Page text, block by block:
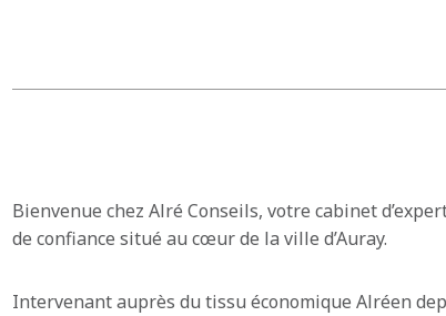
Bienvenue chez Alré Conseils, votre cabinet
de confiance situé au cœur de la ville d’Auray.
Intervenant auprès du tissu économique Alréen